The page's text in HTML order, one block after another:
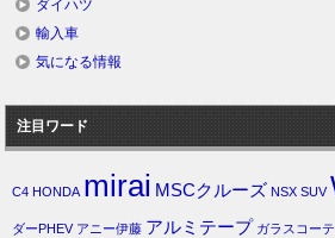
ダイハツ
輸入車
気になる情報
注目ワード
C4 HONDA mirai MSCクルーズ NSX SUV
ダーPHEV アニー伊藤 アルミテープ ガラスコー